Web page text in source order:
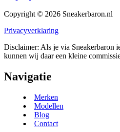
Copyright © 2026 Sneakerbaron.nl
Privacyverklaring
Disclaimer: Als je via Sneakerbaron
kunnen wij daar een kleine
Navigatie
Merken
Modellen
Blog
Contact